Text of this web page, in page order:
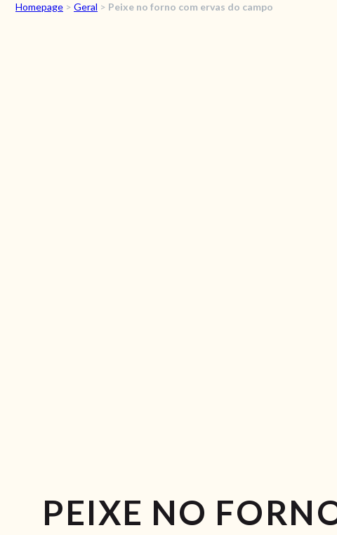
Homepage > Geral > Peixe no forno com ervas do campo
PEIXE NO